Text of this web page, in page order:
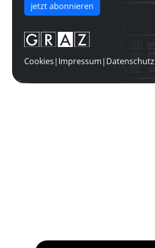
jetzt abonnieren
Cookies| Impressum| Datenschutz